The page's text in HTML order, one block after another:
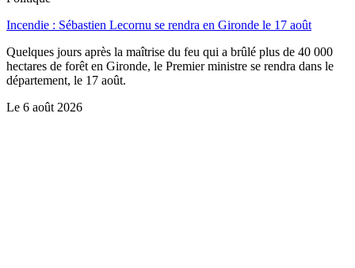
Incendie : Sébastien Lecornu se rendra en Gironde le 17 août
Quelques jours après la maîtrise du feu qui a brûlé plus de 40 000
hectares de forêt en Gironde, le Premier ministre se rendra dans le
département, le 17 août.
Le 6 août 2026